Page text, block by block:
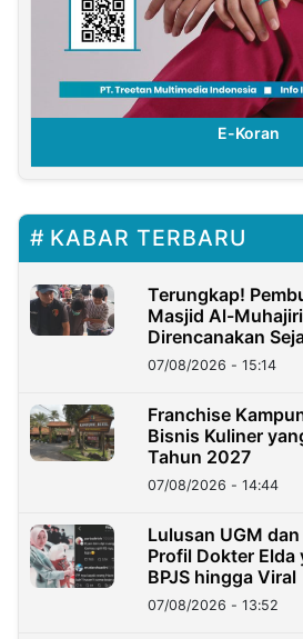
E-Koran
KABAR TERBARU
Terungkap!
Masjid Al-
Direncanakan
07/08/2026 - 15:14
Franchise
Bisnis Kuliner
Tahun 2027
07/08/2026 - 14:44
Lulusan UGM
Profil Dokter Elda
BPJS hingga Viral
07/08/2026 - 13:52